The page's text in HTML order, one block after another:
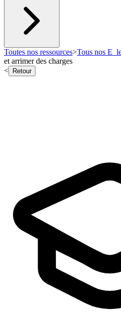
Toutes nos ressources>Tous nos
et arrimer des charges
<
Retour